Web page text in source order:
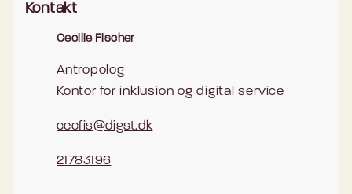
Kontakt
Cecilie Fischer
Antropolog
Kontor for inklusion og digital service
cecfis@digst.dk
21783196